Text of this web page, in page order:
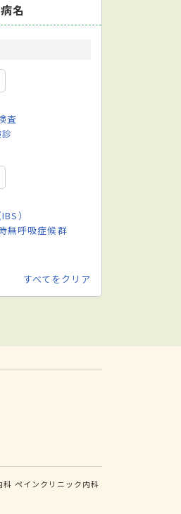
名
査
）
無呼吸症候群
すべてをクリア
科 ペインクリニック内科